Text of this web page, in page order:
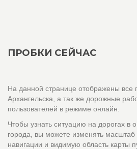
ПРОБКИ СЕЙЧАС
На данной странице отображены все
Архангельска, а так же дорожные
пользователей в режиме онлайн.
Чтобы узнать ситуацию на дорогах в
города, вы можете изменять
навигации и видимую область карты